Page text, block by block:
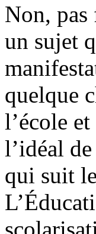
Non,
un sujet
quelque
l’école
l’idéal
qui suit